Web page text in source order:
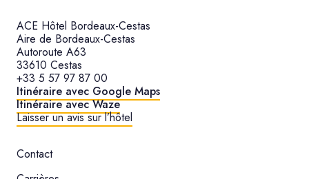
ACE Hôtel Bordeaux-Cestas
Aire de Bordeaux-Cestas
Autoroute A63
33610 Cestas
+33 5 57 97 87 00
Itinéraire avec Google Maps
Itinéraire avec Waze
Laisser un avis sur l’hôtel
Contact